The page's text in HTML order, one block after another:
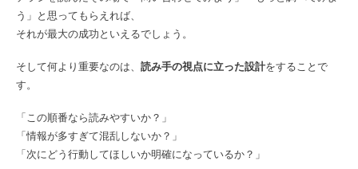
う」と思ってもらえれば、
それが最大の成功といえるでしょう。
そして何より重要なのは、 読み手の視点に立った設計をすることで
す。
「この順番なら読みやすいか？」
「情報が多すぎて混乱しないか？」
「次にどう行動してほしいか明確になっているか？」